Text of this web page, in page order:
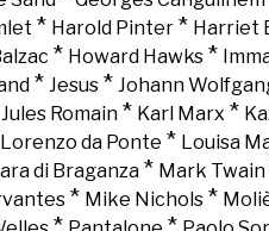
* Harold Pinter * Harriet
* Howard Hawks*
* Jesus * Johann
Jules Romain* Karl Marx *
Lorenzo da Ponte * Louisa
di Braganza* Mark Twain
* Mike Nichols*